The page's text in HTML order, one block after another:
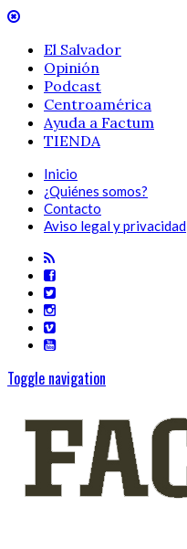
El Salvador
Opinión
Podcast
Centroamérica
Ayuda a Factum
TIENDA
Inicio
¿Quiénes somos?
Contacto
Aviso legal y privacidad
Toggle navigation